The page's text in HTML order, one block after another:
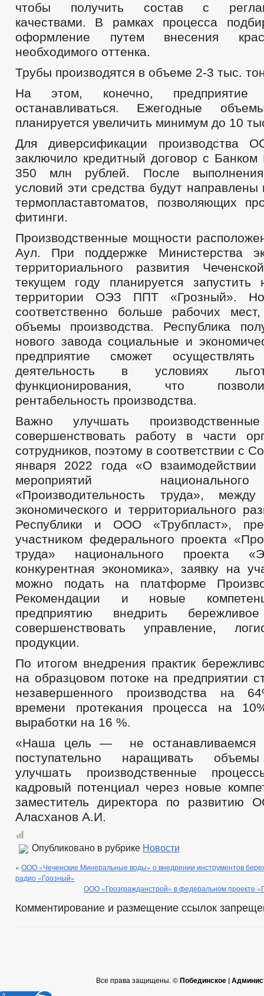
чтобы получить состав с
качествами. В рамках процесса
оформление путем внесения
необходимого оттенка.
Трубы производятся в объеме 2-3 тыс.
На этом, конечно, предприятие
останавливаться. Ежегодные
планируется увеличить минимум до 10
Для диверсификации производства
заключило кредитный договор с
350 млн рублей. После выполнения
условий эти средства будут направлены
термопластавтоматов, позволяющих
фитинги.
Производственные мощности
Аул. При поддержке Министерства
территориального развития
текущем году планируется
территории ОЭЗ ППТ «Грозный».
соответственно больше рабочих
объемы производства. Республика
нового завода социальные и
предприятие сможет осуществлять
деятельность в условиях
функционирования, что
рентабельность производства.
Важно улучшать
совершенствовать работу в части
сотрудников, поэтому в соответствии с
января 2022 года «О взаимодействии
мероприятий
«Производительность труда», между
экономического и территориального
Республики и ООО «Трубпласт»,
участником федерального проекта
труда» национального проекта
конкурентная экономика», заявку на
можно подать на платформе
Рекомендации и новые
предприятию внедрить бережливое
совершенствовать управление,
продукции.
По итогом внедрения практик
на образцовом потоке на предприятии
незавершенного производства на
времени протекания процесса на
выработки на 16 %.
«Наша цель — не останавливаемся
поступательно наращивать объемы
улучшать производственные
кадровый потенциал через новые
заместитель директора по развитию
Аласханов А.И.
Опубликовано в рубрике Новости
« ООО «Чеченские Минеральные воды» о внедрении инструментов
радио «Грозный»
ООО «Грозгражданстрой» в федеральном проекте
Комментирование и размещение ссылок
Все права защищены. ©Побединское |